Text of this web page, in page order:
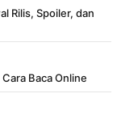
Rilis, Spoiler, dan
Baca Online